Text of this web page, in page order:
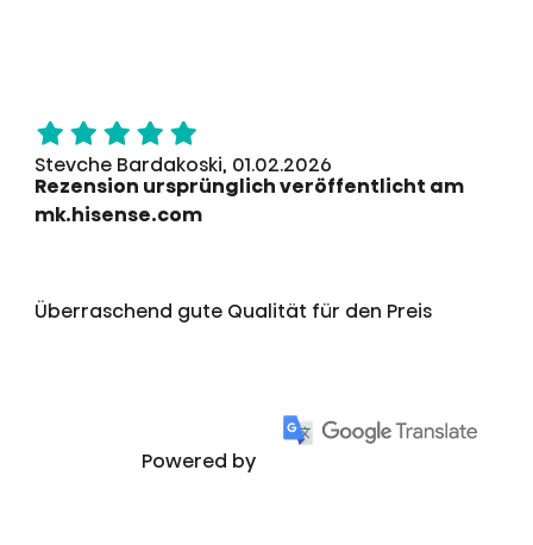
Stevche Bardakoski, 01.02.2026
Rezension ursprünglich veröffentlicht am
mk.hisense.com
Überraschend gute Qualität für den Preis
Powered by